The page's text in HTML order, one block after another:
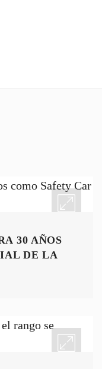
30 AÑOS
DE LA